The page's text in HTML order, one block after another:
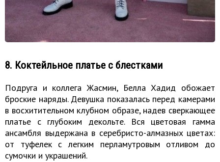
8. Коктейльное платье с блестками
Подруга и коллега Жасмин, Белла Хадид обожает
броские наряды. Девушка показалась перед камерами
в восхитительном клубном образе, надев сверкающее
платье с глубоким декольте. Вся цветовая гамма
ансамбля выдержана в серебристо-алмазных цветах:
от туфелек с легким перламутровым отливом до
сумочки и украшений.